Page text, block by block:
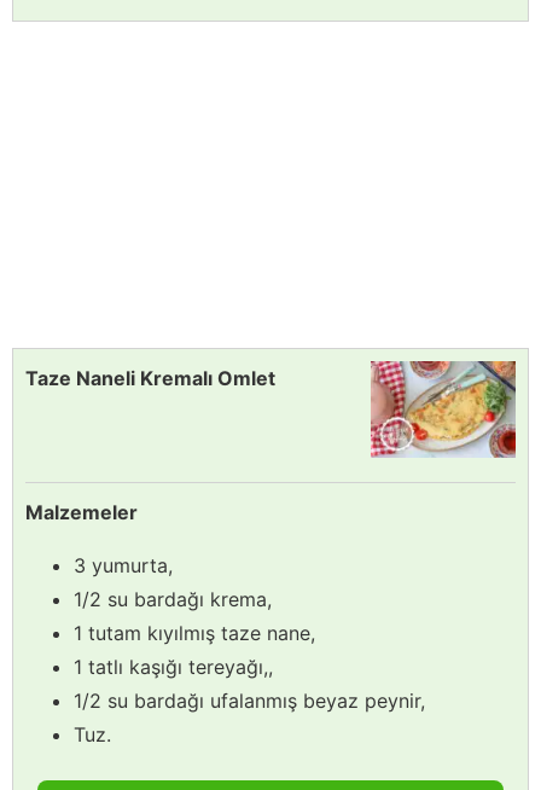
Taze Naneli Kremalı Omlet
Malzemeler
3 yumurta,
1/2 su bardağı krema,
1 tutam kıyılmış taze nane,
1 tatlı kaşığı tereyağı,,
1/2 su bardağı ufalanmış beyaz peynir,
Tuz.